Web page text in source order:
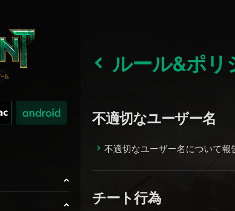
ルール&ポ
不適切なユーザー名
不適切なユーザー名について報
チート行為